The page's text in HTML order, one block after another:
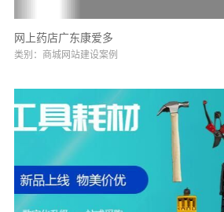
网上药店广东康爱多
类别：商城网站建设案例